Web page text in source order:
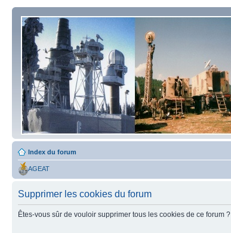
Index du forum
AGEAT
Supprimer les cookies du forum
Êtes-vous sûr de vouloir supprimer tous les cookies de ce forum ?